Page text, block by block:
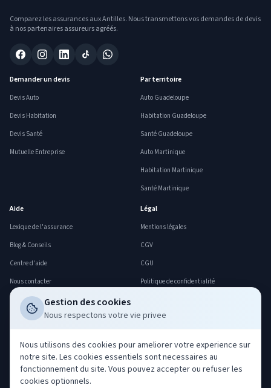
Comparez les assurances aux Antilles. Nous transmettons vos demandes de devis
à nos partenaires assureurs agréés.
Demander un devis
Devis Auto
Devis Habitation
Devis Santé
Mutuelle Entreprise
Par territoire
Auto Guadeloupe
Habitation Guadeloupe
Santé Guadeloupe
Auto Martinique
Habitation Martinique
Santé Martinique
Aide
Lexique de l'assurance
Blog & Conseils
Centre d'aide
Nous contacter
Déclarer un sinistre
Légal
Mentions légales
CGV
CGU
Politique de confidentialité
Gerer mes cookies
Acheter nos leads
Co-courtage ORIAS
Gestion des cookies
Nous respectons votre vie privee
Nous utilisons des cookies pour ameliorer votre experience sur
notre site. Les cookies essentiels sont necessaires au
fonctionnement du site. Vous pouvez accepter ou refuser les
cookies optionnels.